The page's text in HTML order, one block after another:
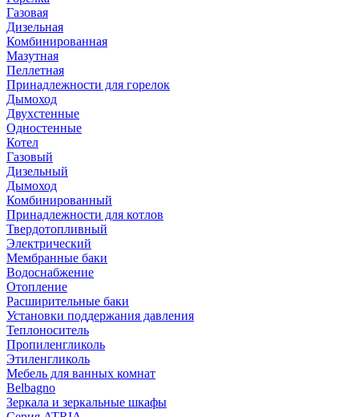
Газовая
Дизельная
Комбинированная
Мазутная
Пеллетная
Принадлежности для горелок
Дымоход
Двухстенные
Одностенные
Котел
Газовый
Дизельный
Дымоход
Комбинированный
Принадлежности для котлов
Твердотопливный
Электрический
Мембранные баки
Водоснабжение
Отопление
Расширительные баки
Установки поддержания давления
Теплоноситель
Пропиленгликоль
Этиленгликоль
Мебель для ванных комнат
Belbagno
Зеркала и зеркальные шкафы